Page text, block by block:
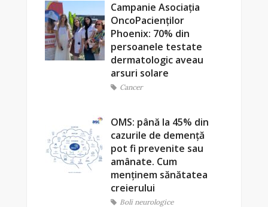
Campanie Asociația
OncoPacienților
Phoenix: 70% din
persoanele testate
dermatologic aveau
arsuri solare
Cancer
OMS: până la 45% din
cazurile de demență
pot fi prevenite sau
amânate. Cum
menținem sănătatea
creierului
Boli neurologice